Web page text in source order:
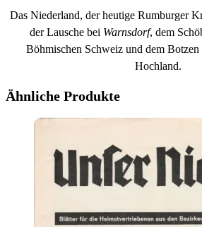
Das Niederland, der heutige Rumburger
der Lausche bei Warnsdorf, dem
Böhmischen Schweiz und dem Botzen
Hochland.
Ähnliche Produkte